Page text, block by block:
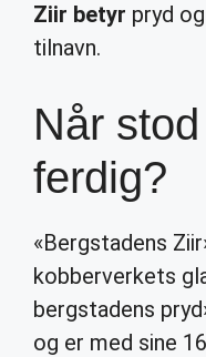
Ziir betyr pryd
tilnavn.
Når
ferdig?
«Bergstadens
kobberverkets
bergstadens
og er med sine